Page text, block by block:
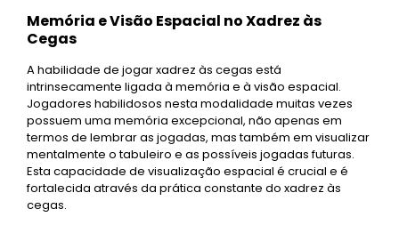
Memória e Visão Espacial no Xadrez às
Cegas
A habilidade de jogar xadrez às cegas está
intrinsecamente ligada à memória e à visão espacial.
Jogadores habilidosos nesta modalidade muitas vezes
possuem uma memória excepcional, não apenas em
termos de lembrar as jogadas, mas também em visualizar
mentalmente o tabuleiro e as possíveis jogadas futuras.
Esta capacidade de visualização espacial é crucial e é
fortalecida através da prática constante do xadrez às
cegas.